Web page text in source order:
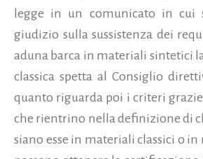
legge in un comunicato in cui
giudizio sulla sussistenza dei
aduna barca in materiali sintetici
classica spetta al Consiglio
quanto riguarda poi i criteri
che rientrino nella definizione di
siano esse in materiali classici o